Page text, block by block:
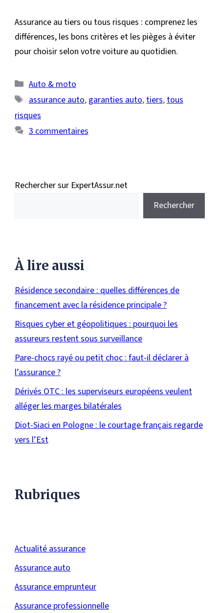
Assurance au tiers ou tous risques : comprenez les
différences, les bons critères et les pièges à éviter
pour choisir selon votre voiture au quotidien.
Catégories
Auto & moto
Étiquettes
assurance auto, garanties auto,tiers,tous
risques
3 commentaires
Rechercher sur ExpertAssur.net
Rechercher
À lire aussi
Résidence secondaire : quelles différences de
financement avec la résidence principale ?
Risques cyber et géopolitiques : pourquoi les
assureurs restent sous surveillance
Pare-chocs rayé ou petit choc : faut-il déclarer à
l’assurance ?
Dérivés OTC : les superviseurs européens veulent
alléger les marges bilatérales
Diot-Siaci en Pologne : le courtage français regarde
vers l’Est
Rubriques
Actualité assurance
Assurance auto
Assurance emprunteur
Assurance professionnelle